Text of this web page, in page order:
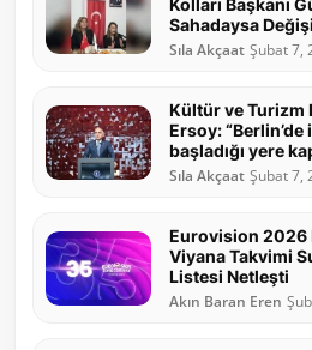
Kolları Başkanı
Sahadaysa
Sıla Akçaat Şubat 7,
Kültür ve Turizm
Ersoy:
başladığı yere
Sıla Akçaat Şubat 7,
Eurovision 2026
Viyana Takvimi
Listesi Netleşti
Akın Baran Eren